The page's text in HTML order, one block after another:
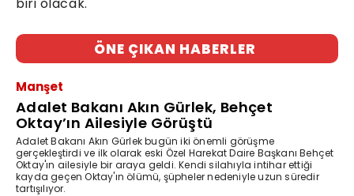
ÖNE ÇIKAN HABERLER
Manşet
Adalet Bakanı Akın Gürlek, Behçet
Oktay’ın Ailesiyle Görüştü
Adalet Bakanı Akın Gürlek bugün iki önemli görüşme
gerçekleştirdi ve ilk olarak eski Özel Harekat Daire Başkanı Behçet
Oktay'ın ailesiyle bir araya geldi. Kendi silahıyla intihar ettiği
kayda geçen Oktay'ın ölümü, şüpheler nedeniyle uzun süredir
tartışılıyor.